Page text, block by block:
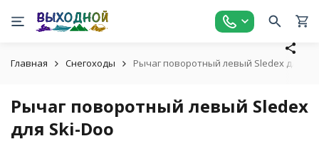
Главная Снегоходы Рычаг поворотный левый Sledex для
Рычаг поворотный левый Sledex
для Ski-Doo